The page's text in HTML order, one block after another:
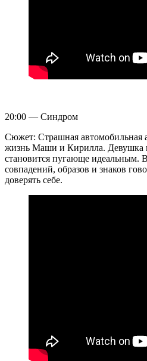
20:00 — Синдром
Сюжет: Страшная автомобильная
жизнь Маши и Кирилла. Девушка
становится пугающе идеальным.
совпадений, образов и знаков
доверять себе.